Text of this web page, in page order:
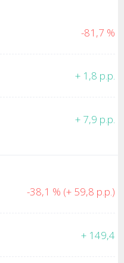
-81,7 %
+ 1,8 p.p.
+ 7,9 p.p.
-38,1 % (+ 59,8 p.p.)
+ 149,4